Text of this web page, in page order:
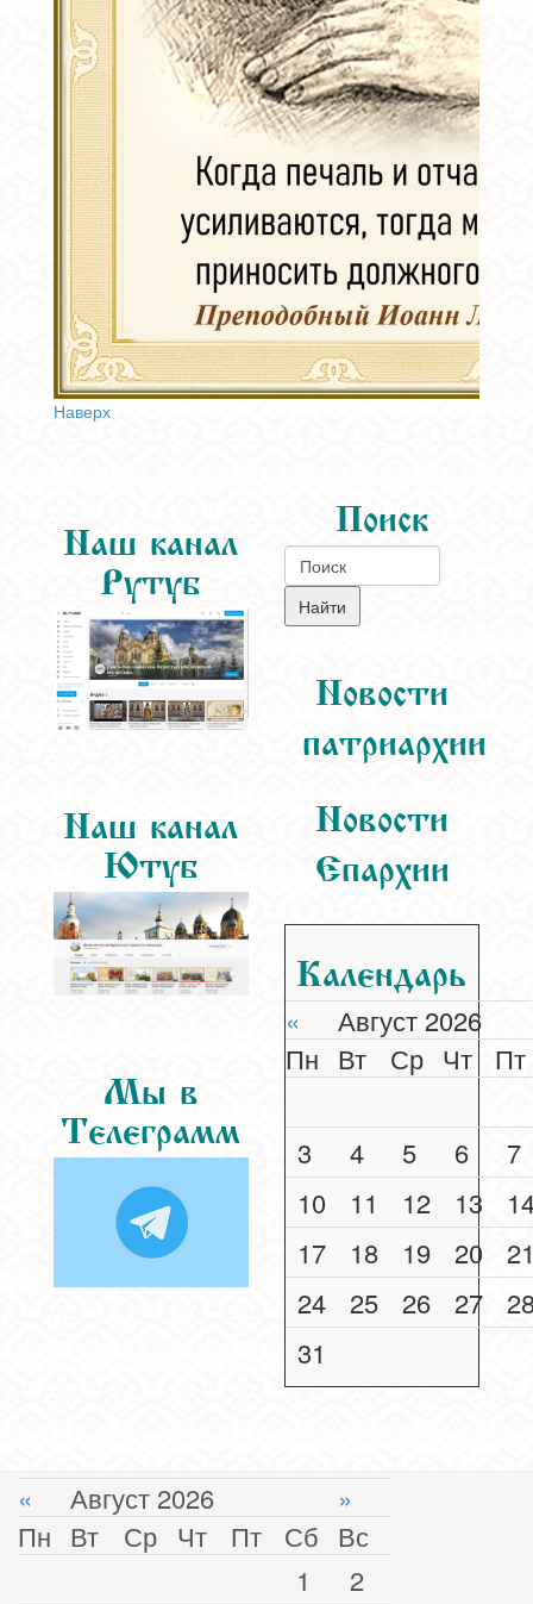
Наверх
Наш канал
Рутуб
Наш канал
Ютуб
Мы в
Телеграмм
Поиск
Новости
патриархии
Новости
Епархии
Календарь
«
Август 2026
Пн Вт Ср Чт Пт
3 4 5 6
7
10
11 12 13
17
18 19 20
24
25 26 27
31
« Август 2026
»
Пн Вт Ср Чт Пт Сб Вс
1
2